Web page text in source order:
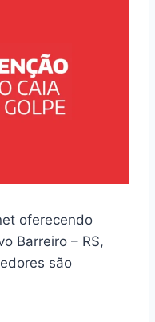
oferecendo
Barreiro – RS,
são